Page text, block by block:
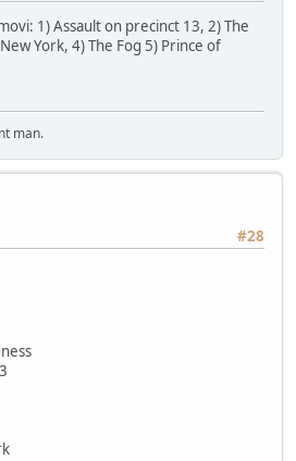
1) Assault on precinct 13, 2) The
York, 4) The Fog 5) Prince of
man.
#28